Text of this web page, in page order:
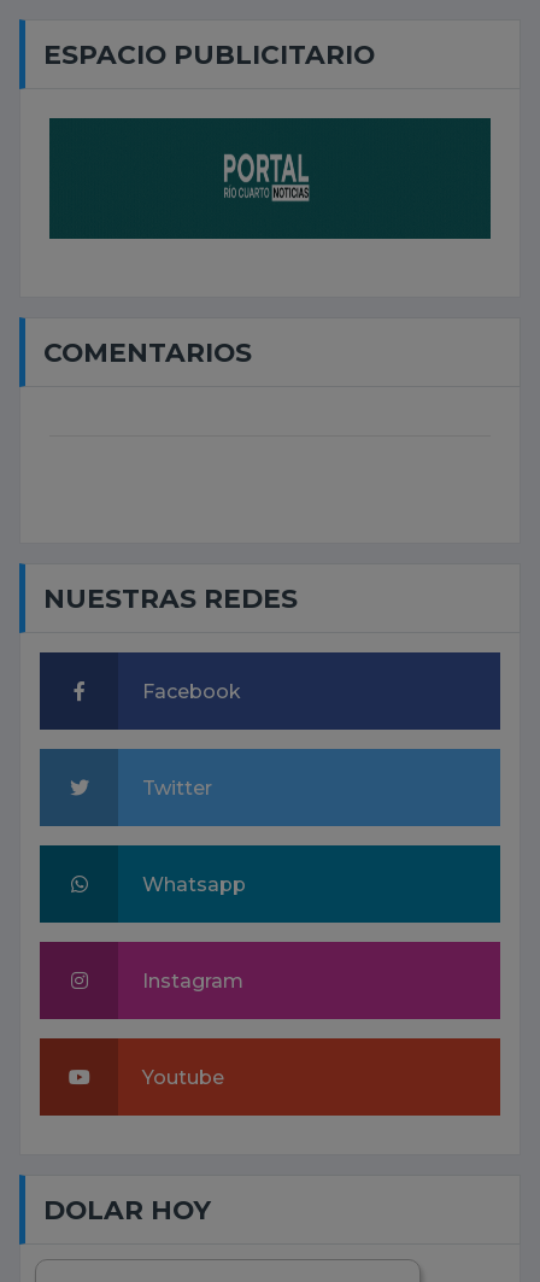
ESPACIO PUBLICITARIO
COMENTARIOS
NUESTRAS REDES
Facebook
Twitter
Whatsapp
Instagram
Youtube
DOLAR HOY